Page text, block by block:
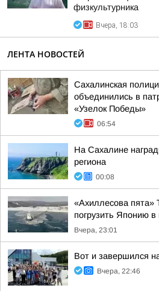
физкультурника
Вчера, 18:03
ЛЕНТА НОВОСТЕЙ
Сахалинская
объединились в
«Узелок Победы»
06:54
На Сахалине
региона
00:08
«Ахиллесова пята»
погрузить Японию
Вчера, 23:01
Вот и завершился
Вчера, 22:46